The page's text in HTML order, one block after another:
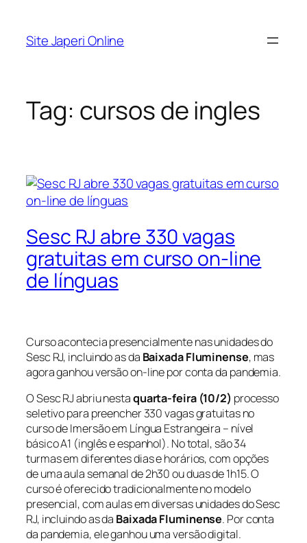
Site Japeri Online
Tag: cursos de ingles
Sesc RJ abre 330 vagas
gratuitas em curso on-line
de línguas
Curso acontecia presencialmente nas unidades do
Sesc RJ, incluindo as da Baixada Fluminense, mas
agora ganhou versão on-line por conta da pandemia.
O Sesc RJ abriu nestaquarta-feira (10/2) processo
seletivo para preencher 330 vagas gratuitas no
curso de Imersão em Língua Estrangeira – nível
básico A1 (inglês e espanhol). No total, são 34
turmas em diferentes dias e horários, com opções
de uma aula semanal de 2h30 ou duas de 1h15. O
curso é oferecido tradicionalmente no modelo
presencial, com aulas em diversas unidades do Sesc
RJ, incluindo as da Baixada Fluminense. Por conta
da pandemia, ele ganhou uma versão digital.